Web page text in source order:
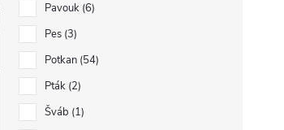
Pavouk 6
Pes 3
Potkan 54
Pták 2
Šváb 1
s jedinečným složením
jako účinná ochrana před
výskytem hlodavců.
Kč
Měrná
cena:
2 085 Kč / 1 l
Zobrazit